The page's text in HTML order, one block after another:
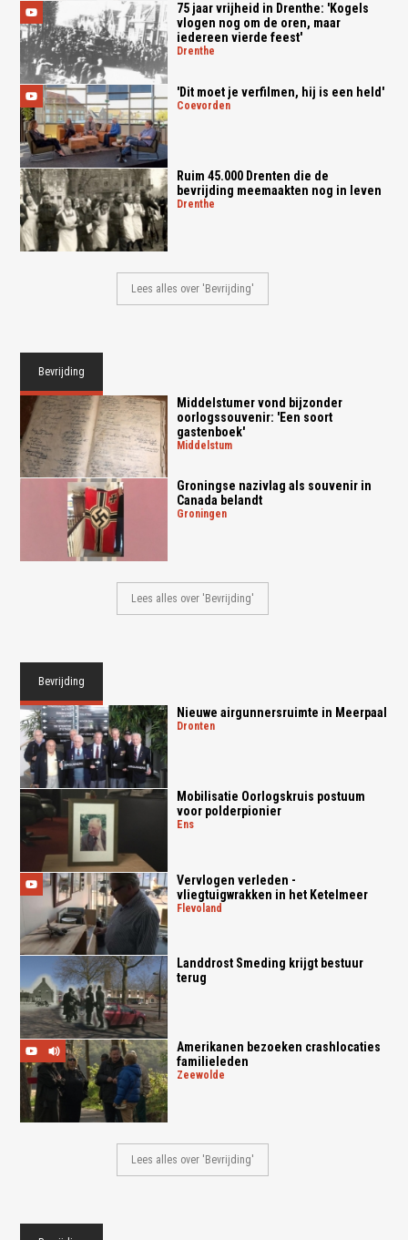
75 jaar vrijheid in Drenthe: 'Kogels
vlogen nog om de oren, maar
iedereen vierde feest'
drenthe
'Dit moet je verfilmen, hij is een held'
coevorden
Ruim 45.000 Drenten die de
bevrijding meemaakten nog in leven
drenthe
Lees alles over 'Bevrijding'
Bevrijding
Middelstumer vond bijzonder
oorlogssouvenir: 'Een soort
gastenboek'
middelstum
Groningse nazivlag als souvenir in
Canada belandt
groningen
Lees alles over 'Bevrijding'
Bevrijding
Nieuwe airgunnersruimte in Meerpaal
dronten
Mobilisatie Oorlogskruis postuum
voor polderpionier
ens
Vervlogen verleden -
vliegtuigwrakken in het Ketelmeer
flevoland
Landdrost Smeding krijgt bestuur
terug
Amerikanen bezoeken crashlocaties
familieleden
zeewolde
Lees alles over 'Bevrijding'